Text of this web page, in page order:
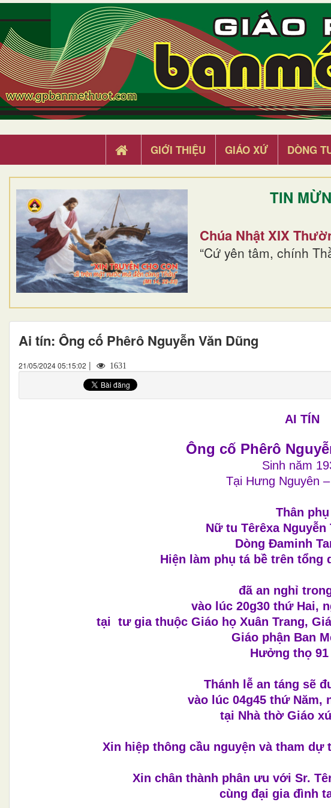
GIỚI THIỆU GIÁO XỨ DÒNG
TIN
Chúa Nhật XIX
“Cứ yên tâm, chính
Ai tín: Ông cố Phêrô Nguyễn Văn Dũng
21/05/2024 05:15:02 | 1631
AI TÍN
Ông cố Phêrô
Sinh năm
Tại Hưng Nguyên
Thân phụ
Nữ tu Têrêxa Nguyễn
Dòng Đaminh
Hiện làm phụ tá bề trên tổng
đã an nghỉ
vào lúc 20g30 thứ Hai,
tại tư gia thuộc Giáo họ Xuân Trang,
Giáo phận Ban
Hưởng thọ
Thánh lễ an táng sẽ
vào lúc 04g45 thứ Năm,
tại Nhà thờ Giáo
Xin hiệp thông cầu nguyện và tham dự
Xin chân thành phân ưu với Sr.
cùng đại gia đình